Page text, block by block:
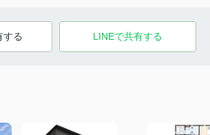
する LINEで共有する